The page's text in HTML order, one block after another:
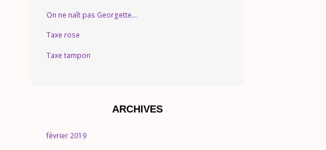
On ne naît pas Georgette…
Taxe rose
Taxe tampon
ARCHIVES
février 2019